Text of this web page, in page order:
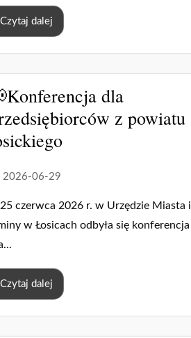
Czytaj dalej
dla
z powiatu
2026-06-29
czerwca 2026 r. w Urzędzie Miasta i
w Łosicach odbyła się konferencja
Czytaj dalej